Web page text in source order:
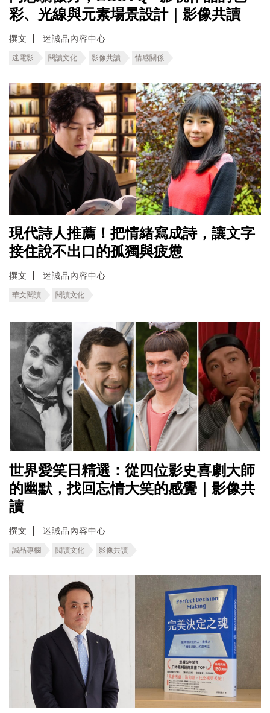
彩、光線與元素場景設計｜影像共讀
撰文 迷誠品內容中心
迷電影 閱讀文化 影像共讀 情感關係
現代詩人推薦！把情緒寫成詩，讓文字
接住說不出口的孤獨與疲憊
撰文 迷誠品內容中心
華文閱讀 閱讀文化
世界愛笑日精選：從四位影史喜劇大師
的幽默，找回忘情大笑的感覺｜影像共
讀
撰文 迷誠品內容中心
誠品專欄 閱讀文化 影像共讀